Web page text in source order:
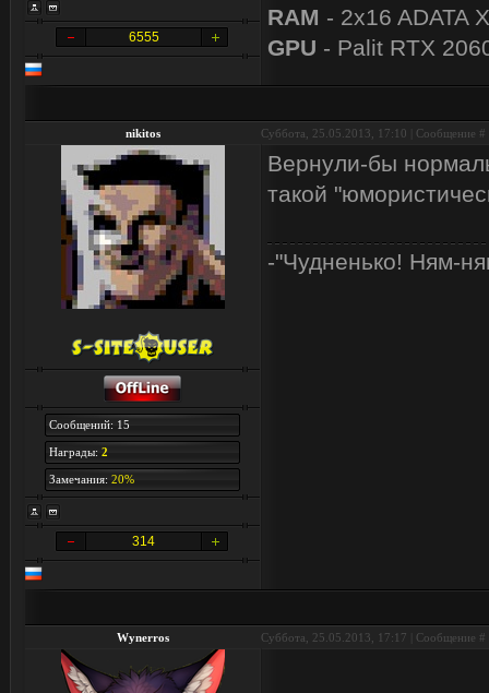
6555
RAM - 2x16 ADATA
GPU - Palit RTX
nikitos Суббота, 25.05.2013, 17:10 | Сообщение #
Сообщений: 15
Награды: 2
Замечания: 20%
314
Вернули-бы
такой
-"Чудненько! Ням-
Wynerros Суббота, 25.05.2013, 17:17 | Сообщение #